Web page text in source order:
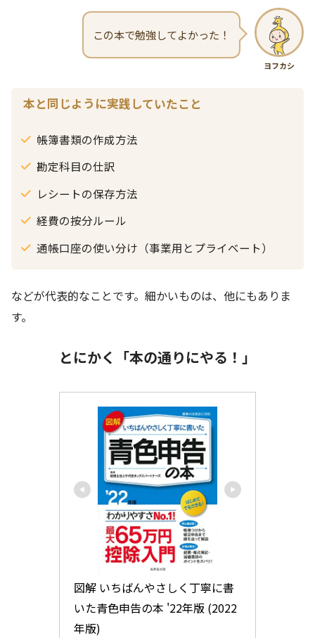
ヨフカシ
この本で勉強してよかった！
本と同じように実践していたこと
帳簿書類の作成方法
勘定科目の仕訳
レシートの保存方法
経費の按分ルール
通帳口座の使い分け（事業用とプライベート）
などが代表的なことです。細かいものは、他にもありま
す。
とにかく「本の通りにやる！」
図解 いちばんやさしく丁寧に書
いた青色申告の本 '22年版 (2022
年版)